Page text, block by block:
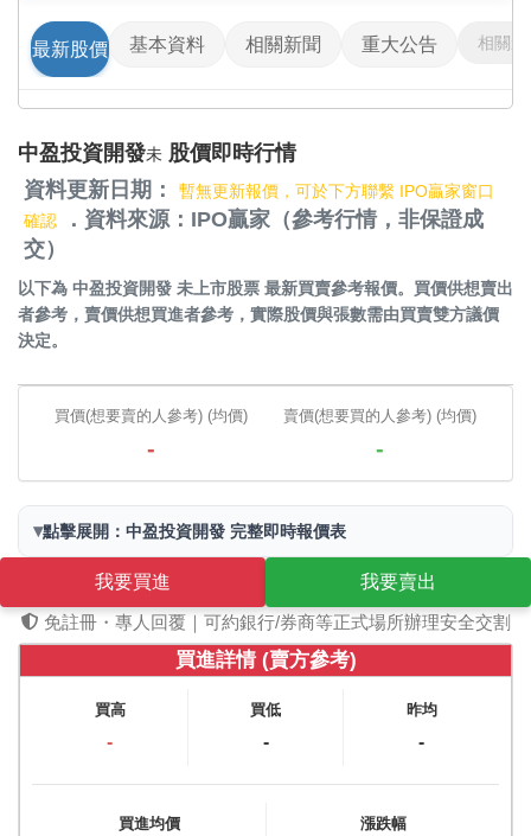
最新股價 基本資料 相關新聞 重大公告 相關影
中盈投資開發未 股價即時行情
資料更新日期：
暫無更新報價，可於下方聯繫 IPO贏家窗口
確認
．資料來源：IPO贏家（參考行情，非保證成
交）
以下為 中盈投資開發 未上市股票 最新買賣參考報價。買價供想賣出
者參考，賣價供想買進者參考，實際股價與張數需由買賣雙方議價
決定。
買價(想要賣的人參考) (均價)
-
賣價(想要買的人參考) (均價)
-
▾點擊展開：中盈投資開發 完整即時報價表
我要買進
我要賣出
免註冊・專人回覆｜可約銀行/券商等正式場所辦理安全交割
買進詳情 (賣方參考)
買高
-
買低
-
昨均
-
買進均價 漲跌幅